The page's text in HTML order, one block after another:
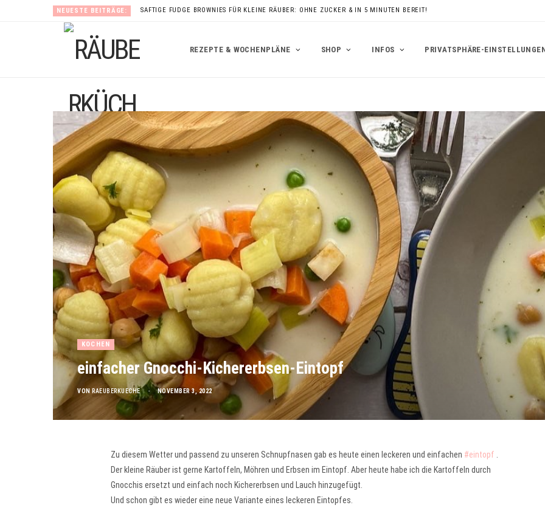
NEUESTE BEITRÄGE: SAFTIGE FUDGE BROWNIES FÜR KLEINE RÄUBER: OHNE ZUCKER & IN 5 MINUTEN BEREIT!
REZEPTE & WOCHENPLÄNE SHOP INFOS PRIVATSPHÄRE-
KOCHEN
einfacher Gnocchi-Kichererbsen-Eintopf
VON RAEUBERKUECHE NOVEMBER 3, 2022
Zu diesem Wetter und passend zu unseren Schnupfnasen gab es heute einen leckeren und einfachen #eintopf .
Der kleine Räuber ist gerne Kartoffeln, Möhren und Erbsen im Eintopf. Aber heute habe ich die Kartoffeln durch
Gnocchis ersetzt und einfach noch Kichererbsen und Lauch hinzugefügt.
Und schon gibt es wieder eine neue Variante eines leckeren Eintopfes.